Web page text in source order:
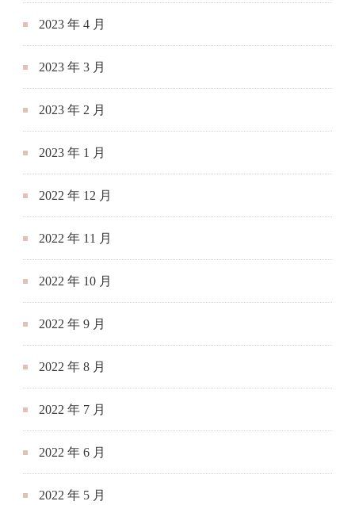
2023 年 4 月
2023 年 3 月
2023 年 2 月
2023 年 1 月
2022 年 12 月
2022 年 11 月
2022 年 10 月
2022 年 9 月
2022 年 8 月
2022 年 7 月
2022 年 6 月
2022 年 5 月